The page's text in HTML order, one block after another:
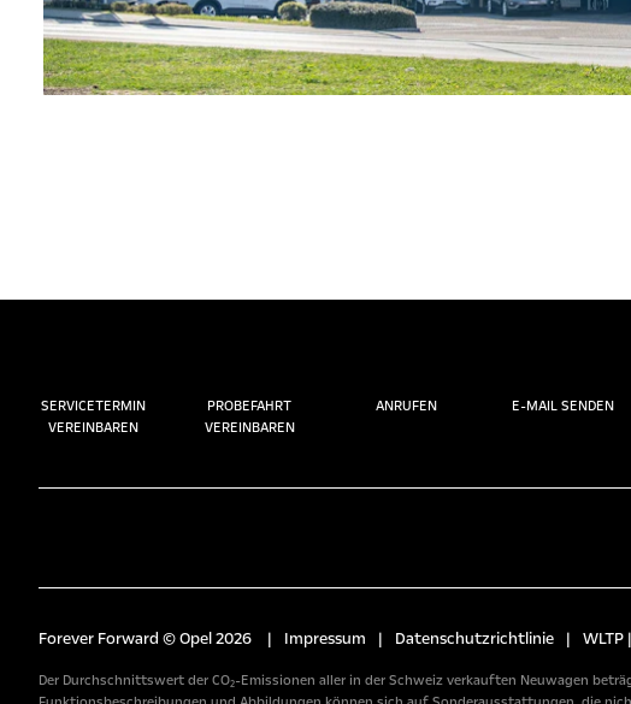
SERVICETERMIN
VEREINBAREN
PROBEFAHRT
VEREINBAREN
ANRUFEN E-MAIL SENDEN
Forever Forward © Opel 2026 | Impressum | Datenschutzrichtlinie |
Der Durchschnittswert der CO₂-Emissionen aller in der Schweiz verkauften Neuwagen